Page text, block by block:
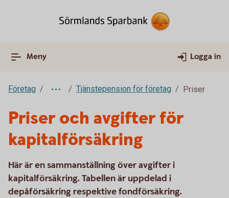
Meny Logga in
Företag Tjänstepension för företag Priser
Priser och avgifter för
kapitalförsäkring
Här är en sammanställning över avgifter i
kapitalförsäkring. Tabellen är uppdelad i
depåförsäkring respektive fondförsäkring.